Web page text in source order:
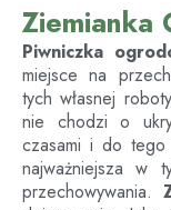
Ziemianka
Piwniczka
miejsce na
tych własnej
nie chodzi o
czasami i do tego
najważniejsza w
przechowywania.